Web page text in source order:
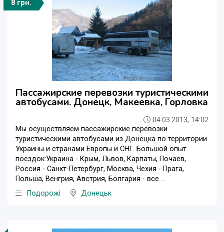
8 грн.
Пассажирские перевозки туристическими
автобусами. Донецк, Макеевка, Горловка
04.03.2013, 14:02
Мы осуществляем пассажирские перевозки
туристическими автобусами из Донецка по территории
Украины и странами Европы и СНГ. Большой опыт
поездок:Украина - Крым, Львов, Карпаты, Почаев,
Россия - Санкт-Петербург, Москва, Чехия - Прага,
Польша, Венгрия, Австрия, Болгария - все ...
Подорожі
Донецьк